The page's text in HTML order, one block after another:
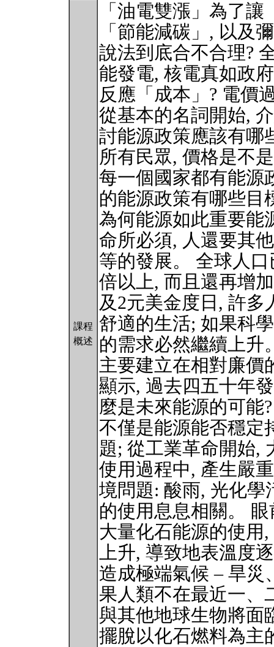
課程
概述
「油電雙漲」為了
「節能減碳」, 以及
說法到底合不合理?
能發電, 核電真如政
反應「成本」? 電價
從基本的名詞開始,
討能源政策應該有哪
所有民眾, 價格是不
每一個國家都有能源
的能源政策有哪些目
為何能源如此重要能
命所必須, 人還要其
等的發展。 全球人
倍以上, 而且還再增
及2元美金度日, 許多
舒適的生活; 如果科
的需求必然繼續上升
主要建立在相對廉價
顯示, 過去四五十年
麼是未來能源的可能?
不僅是能源能否穩定
題; 從工業革命開始,
使用過程中, 產生嚴
境問題: 酸雨, 光化學
的使用息息相關。
大量化石能源的使用
上升, 導致地表溫度
造成極端氣候 – 旱災
果人類不在最近一、
與其他地球生物將面
擺脫以化石燃料為主